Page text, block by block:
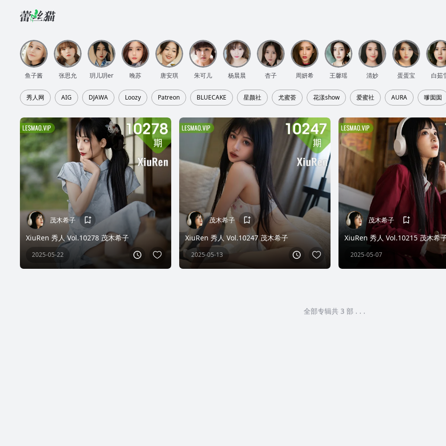
鱼子酱 张思允 玥儿玥er 晚苏 唐安琪 朱可儿 杨晨晨 杏子 周妍希 王馨瑶 清妙 蛋蛋宝 白茹
秀人网 AIG DJAWA Loozy Patreon BLUECAKE 星颜社 尤蜜荟 花漾show 爱蜜社 AURA 嗲囡囡
茂木希子
XiuRen 秀人 Vol.10278 茂木希子
2025-05-22
茂木希子
XiuRen 秀人 Vol.10247 茂木希子
2025-05-13
茂木希子
XiuRen 秀人 Vol.10215 茂木希
2025-05-07
全部专辑共 3 部 . . .